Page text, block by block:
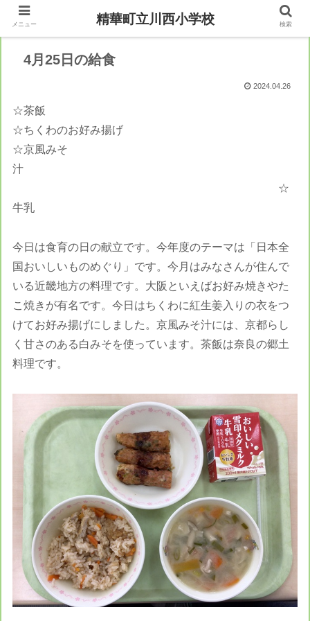
4月25日の給食
2024.04.26
☆茶飯
☆ちくわのお好み揚げ
☆京風みそ
汁
☆
牛乳
今日は食育の日の献立です。今年度のテーマは「日本全
国おいしいものめぐり」です。今月はみなさんが住んで
いる近畿地方の料理です。大阪といえばお好み焼きやた
こ焼きが有名です。今日はちくわに紅生姜入りの衣をつ
けてお好み揚げにしました。京風みそ汁には、京都らし
く甘さのある白みそを使っています。茶飯は奈良の郷土
料理です。
メニュー 精華町立川西小学校 検索